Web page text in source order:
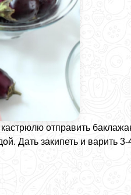
отправить
Дать закипеть и варить